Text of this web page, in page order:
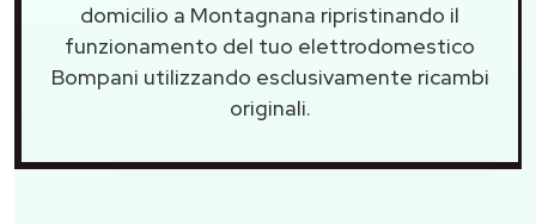
domicilio a Montagnana ripristinando il
funzionamento del tuo elettrodomestico
Bompani utilizzando esclusivamente ricambi
originali.